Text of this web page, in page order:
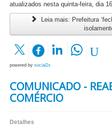
atualizados nesta quinta-feira, dia
Leia mais: Prefeitura
powered by social2s
COMUNICADO -
COMÉRCIO
Detalhes